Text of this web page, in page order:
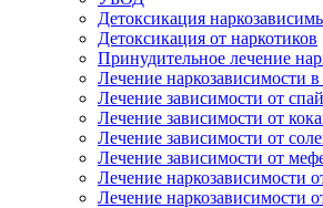
Детоксикация
Детоксикация от наркотиков
Принудительное лечение
Лечение наркозависимости
Лечение зависимости от
Лечение зависимости от
Лечение зависимости от
Лечение зависимости от
Лечение наркозависимости
Лечение наркозависимости